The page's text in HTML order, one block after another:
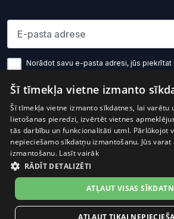
Lūdzu ievadiet e-pasta adresi
Norādot savu e-pasta adresi, jūs piekrītat
Preces cenā ir iekļauts PVN
© 2026 OptiO. Visas tiesības aizsargātas.
facebook
Šī tīmekļa vietne izmanto
Šī tīmekļa vietne izmanto sīkdatnes, lai varētu
lietošanas pieredzi, izvērtēt vietnes
tās darbību un funkcionalitāti utml. Pārlūkojot
nepieciešamo sīkdatņu izmantošanu. Jūs
izmantošanu. Lasīt vairāk
RĀDĪT DETALIZĒTI
ATĻAUT VISAS
ATĻAUT TIKAI